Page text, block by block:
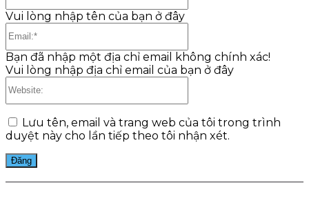
Vui lòng nhập tên của bạn ở đây
Bạn đã nhập một địa chỉ email không chính xác!
Vui lòng nhập địa chỉ email của bạn ở đây
Lưu tên, email và trang web của tôi trong trình
duyệt này cho lần tiếp theo tôi nhận xét.